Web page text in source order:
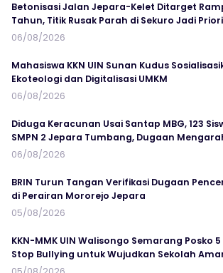
Betonisasi Jalan Jepara-Kelet Ditarget
Tahun, Titik Rusak Parah di Sekuro Jadi
06/08/2026
Mahasiswa KKN UIN Sunan Kudus
Ekoteologi dan Digitalisasi UMKM
06/08/2026
Diduga Keracunan Usai Santap MBG, 123
SMPN 2 Jepara Tumbang, Dugaan
06/08/2026
BRIN Turun Tangan Verifikasi Dugaan
di Perairan Mororejo Jepara
05/08/2026
KKN-MMK UIN Walisongo Semarang Posko
Stop Bullying untuk Wujudkan Sekolah